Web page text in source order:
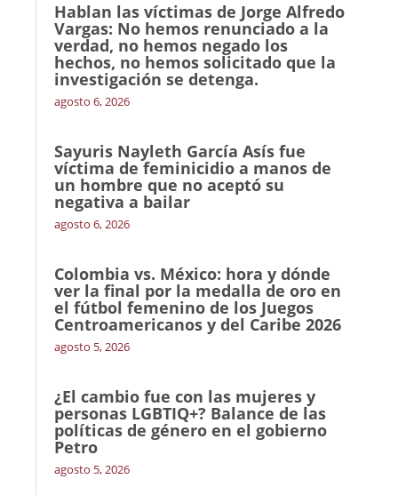
Hablan las víctimas de Jorge Alfredo
Vargas: No hemos renunciado a la
verdad, no hemos negado los
hechos, no hemos solicitado que la
investigación se detenga.
agosto 6, 2026
Sayuris Nayleth García Asís fue
víctima de feminicidio a manos de
un hombre que no aceptó su
negativa a bailar
agosto 6, 2026
Colombia vs. México: hora y dónde
ver la final por la medalla de oro en
el fútbol femenino de los Juegos
Centroamericanos y del Caribe 2026
agosto 5, 2026
¿El cambio fue con las mujeres y
personas LGBTIQ+? Balance de las
políticas de género en el gobierno
Petro
agosto 5, 2026